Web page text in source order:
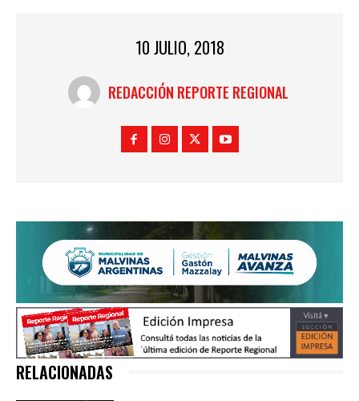
10 JULIO, 2018
REDACCIÓN REPORTE REGIONAL
RELACIONADAS